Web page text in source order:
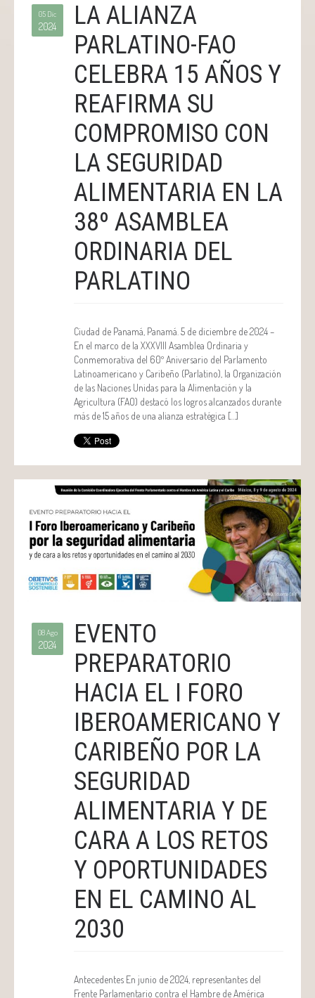
05 Dic
2024
LA ALIANZA
PARLATINO-FAO
CELEBRA 15 AÑOS Y
REAFIRMA SU
COMPROMISO CON
LA SEGURIDAD
ALIMENTARIA EN LA
38º ASAMBLEA
ORDINARIA DEL
PARLATINO
Ciudad de Panamá, Panamá. 5 de diciembre de 2024 –
En el marco de la XXXVIII Asamblea Ordinaria y
Conmemorativa del 60º Aniversario del Parlamento
Latinoamericano y Caribeño (Parlatino), la Organización
de las Naciones Unidas para la Alimentación y la
Agricultura (FAO) destacó los logros alcanzados durante
más de 15 años de una alianza estratégica […]
08 Ago
2024
EVENTO
PREPARATORIO
HACIA EL I FORO
IBEROAMERICANO Y
CARIBEÑO POR LA
SEGURIDAD
ALIMENTARIA Y DE
CARA A LOS RETOS
Y OPORTUNIDADES
EN EL CAMINO AL
2030
Antecedentes En junio de 2024, representantes del
Frente Parlamentario contra el Hambre de América